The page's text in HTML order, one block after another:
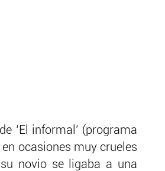
‘El informal’ (programa
en ocasiones muy crueles
novio se ligaba a una